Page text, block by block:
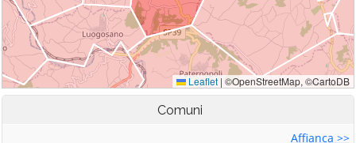
Comuni
Affianca >>